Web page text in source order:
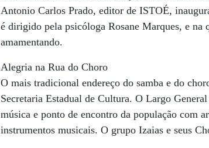
Antonio Carlos Prado, editor de ISTOÉ,
é dirigido pela psicóloga Rosane Marques, e
amamentando.
Alegria na Rua do Choro
O mais tradicional endereço do samba e do
Secretaria Estadual de Cultura. O Largo
música e ponto de encontro da população com
instrumentos musicais. O grupo Izaias e seus